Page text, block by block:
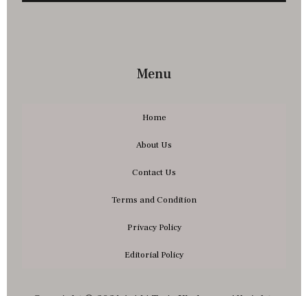
Menu
Home
About Us
Contact Us
Terms and Condition
Privacy Policy
Editorial Policy